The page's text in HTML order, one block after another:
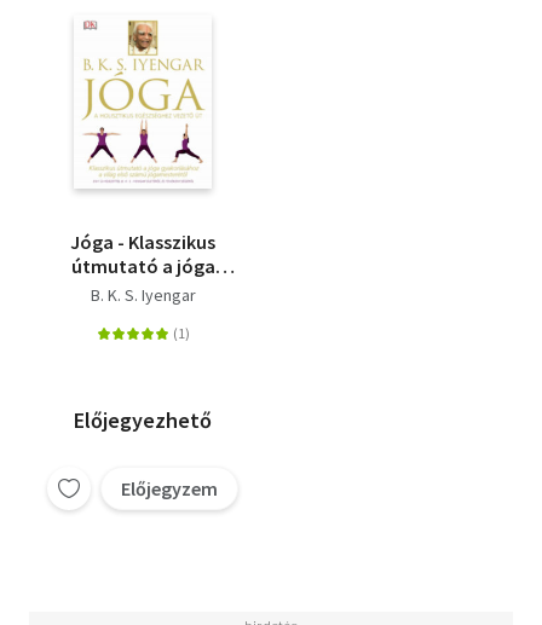
Jóga - Klasszikus
útmutató a jóga
gyakorlásához a világ
jógamesterétől
B. K. S. Iyengar
Előjegyezhető
Előjegyzem